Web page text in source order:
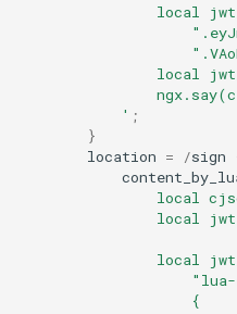
cookie-flag
check_function, name,
check_type, table_type)
local
local
            '
;
}
location = /sign
local
local
local
"lua-
                    {